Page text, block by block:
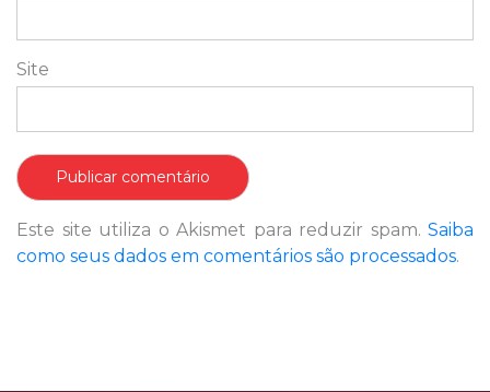
Site
Este site utiliza o Akismet para reduzir spam. Saiba
como seus dados em comentários são processados.